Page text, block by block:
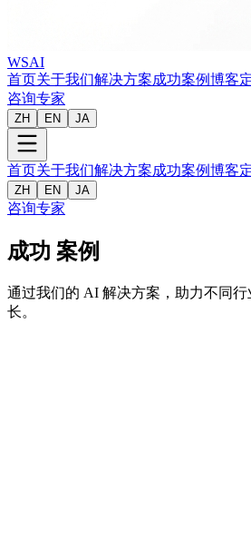
WSAI
首页关于我们解决方案成功案例博客
咨询专家
ZH EN JA
首页关于我们解决方案成功案例博客
ZH EN JA
咨询专家
成功 案例
通过我们的 AI 解决方案，助力不同
长。